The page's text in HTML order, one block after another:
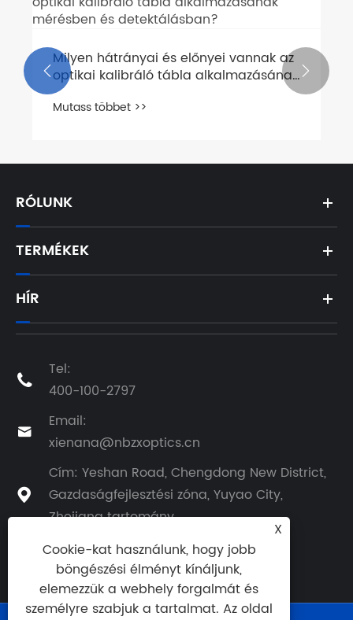
Milyen hátrányai és előnyei vannak az
optikai kalibráló tábla alkalmazásának
mérésben és detektálásban?
Mutass többet >>
 
RÓLUNK
TERMÉKEK
HÍR

Tel:
400-100-2797

Email:
xienana@nbzxoptics.cn

Cím: Yeshan Road, Chengdong New District,
Gazdaságfejlesztési zóna, Yuyao City,
Zhejiang tartomány
X
Cookie-kat használunk, hogy jobb
böngészési élményt kínáljunk,
elemezzük a webhely forgalmát és
személyre szabjuk a tartalmat. Az oldal